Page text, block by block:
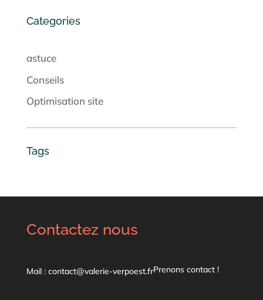
Categories
astuce
Conseils
Optimisation site
Tags
Contactez nous
Mail : contact@valerie-verpoest.frPrenons contact !